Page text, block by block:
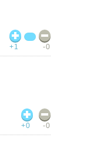
+1 -0
+0 -0